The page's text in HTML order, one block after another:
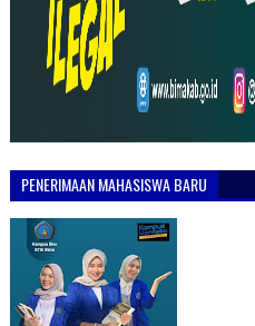
PENERIMAAN MAHASISWA BARU